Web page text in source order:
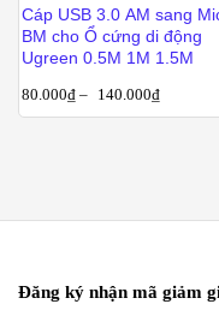
Cáp USB 3.0 AM sang
BM cho Ổ cứng di động
Ugreen 0.5M 1M 1.5M
80.000₫ – 140.000₫
Đăng ký nhận mã giảm